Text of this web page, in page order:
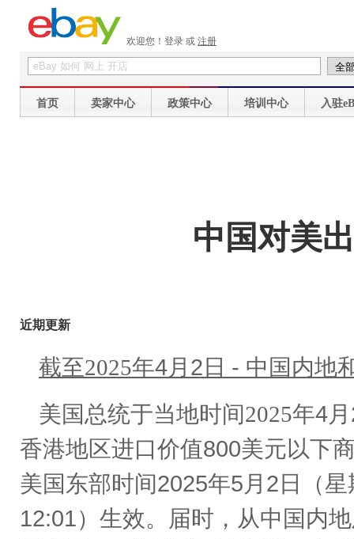
欢迎您！ 登录 或 注册
首页 卖家中心 政策中心 培训中心 入驻
中国对美
近期更新
截至2025年4月 2 日 - 中国内地
美国总统于当地时间2025年4月
香港地区进口价值800美元以下
美国东部时间2025年5 月 2 日（
12:01）生效。届时，从中国内